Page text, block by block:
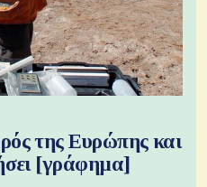
της Ευρώπης και
[γράφημα]